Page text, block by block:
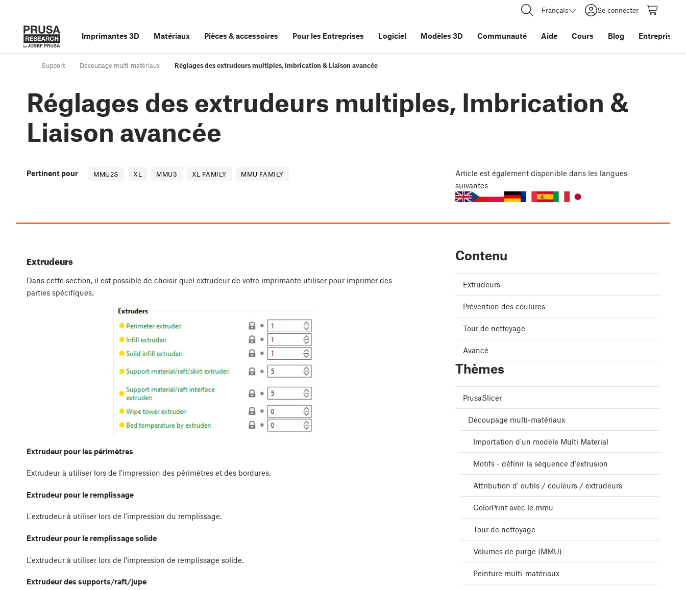
Français Se connecter
Imprimantes 3D Matériaux Pièces &accessoires Pour les Entreprises Logiciel Modèles 3D Communauté Aide Cours Blog Entreprise
Support Découpage multi-matériaux Réglages des extrudeurs multiples, Imbrication & Liaison avancée
Réglages des extrudeurs multiples, Imbrication &
Liaison avancée
Pertinent pour MMU2S XL MMU3 XL FAMILY MMU FAMILY Article est également disponible dans les langues
suivantes
Extrudeurs
Dans cette section, il est possible de choisir quel extrudeur de votre imprimante utiliser pour imprimer des
parties spécifiques.
Extrudeur pour les périmètres
Extrudeur à utiliser lors de l'impression des périmètres et des bordures.
Extrudeur pour le remplissage
L'extrudeur à utiliser lors de l'impression du remplissage.
Extrudeur pour le remplissage solide
L'extrudeur à utiliser lors de l'impression de remplissage solide.
Extrudeur des supports/raft/jupe
Contenu
Extrudeurs
Prévention des coulures
Tour de nettoyage
Avancé
Thèmes
PrusaSlicer
Découpage multi-matériaux
Importation d'un modèle Multi Material
Motifs - définir la séquence d'extrusion
Attribution d' outils / couleurs / extrudeurs
ColorPrint avec le mmu
Tour de nettoyage
Volumes de purge (MMU)
Peinture multi-matériaux